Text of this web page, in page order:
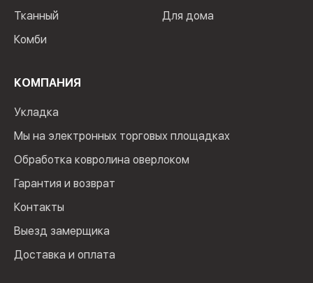
Тканный
Комби
Для дома
КОМПАНИЯ
Укладка
Мы на электронных торговых площадках
Обработка ковролина оверлоком
Гарантия и возврат
Контакты
Выезд замерщика
Доставка и оплата